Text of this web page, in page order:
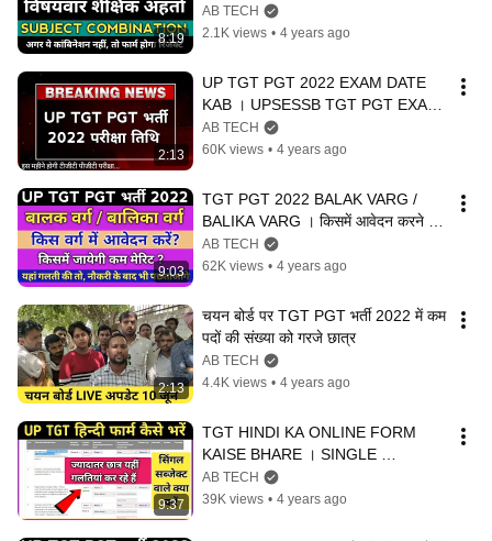
8:19
SUBJECT COMBINATION ALL
SUBJECT । FULL INFO
AB TECH
2.1K views • 4 years ago
2:13
UP TGT PGT 2022 EXAM DATE
KAB । UPSESSB TGT PGT EXAM
NEWS
AB TECH
60K views • 4 years ago
9:03
TGT PGT 2022 BALAK VARG /
BALIKA VARG । किसमें आवेदन करने से
मिलेगा लाभ । किसमें जायेगी कम कटऑफ
AB TECH
62K views • 4 years ago
2:13
चयन बोर्ड पर TGT PGT भर्ती 2022 में कम
पदों की संख्या को गरजे छात्र
AB TECH
4.4K views • 4 years ago
9:37
TGT HINDI KA ONLINE FORM
KAISE BHARE । SINGLE
SUBJECT DETAILS KAISE FILL
KARE । LIVE DEMO
AB TECH
39K views • 4 years ago